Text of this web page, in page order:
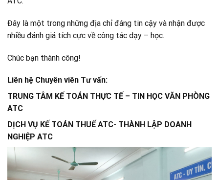
Đây là một trong những địa chỉ đáng tin cậy và nhận được
nhiều đánh giá tích cực về công tác dạy – học.
Chúc bạn thành công!
Liên hệ Chuyên viên Tư vấn:
TRUNG TÂM KẾ TOÁN THỰC TẾ – TIN HỌC VĂN PHÒNG
ATC
DỊCH VỤ KẾ TOÁN THUẾ ATC- THÀNH LẬP DOANH
NGHIỆP ATC